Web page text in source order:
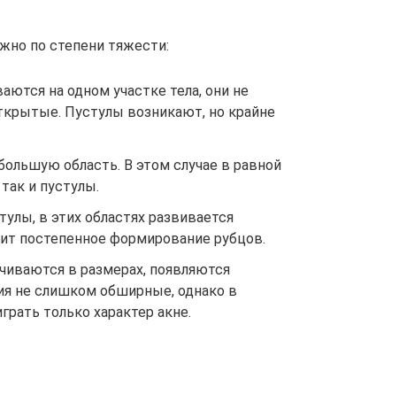
по степени тяжести:
на одном участке тела, они не
Пустулы возникают, но крайне
область. В этом случае в равной
и пустулы.
в этих областях развивается
постепенное формирование рубцов.
в размерах, появляются
не слишком обширные, однако в
только характер акне.